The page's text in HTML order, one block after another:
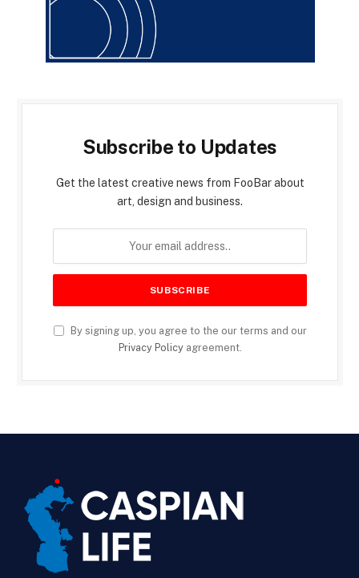
Subscribe to Updates
Get the latest creative news from FooBar about
art, design and business.
By signing up, you agree to the our terms and our
Privacy Policyagreement.